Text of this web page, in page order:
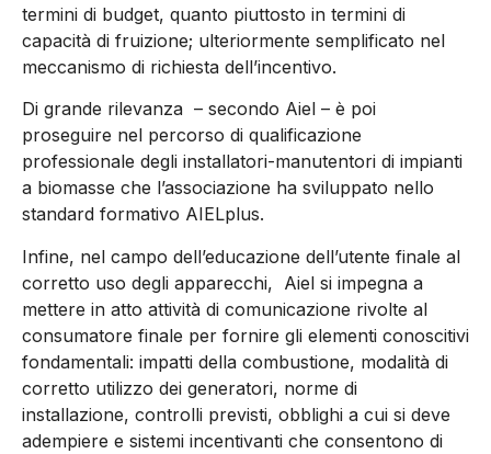
termini di budget, quanto piuttosto in termini di
capacità di fruizione; ulteriormente semplificato nel
meccanismo di richiesta dell’incentivo.
Di grande rilevanza – secondo Aiel – è poi
proseguire nel percorso di qualificazione
professionale degli installatori-manutentori di impianti
a biomasse che l’associazione ha sviluppato nello
standard formativo AIELplus.
Infine, nel campo dell’educazione dell’utente finale al
corretto uso degli apparecchi, Aiel si impegna a
mettere in atto attività di comunicazione rivolte al
consumatore finale per fornire gli elementi conoscitivi
fondamentali: impatti della combustione, modalità di
corretto utilizzo dei generatori, norme di
installazione, controlli previsti, obblighi a cui si deve
adempiere e sistemi incentivanti che consentono di